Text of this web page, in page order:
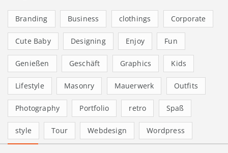
Branding Business clothings Corporate
Cute Baby Designing Enjoy Fun
Genießen Geschäft Graphics Kids
Lifestyle Masonry Mauerwerk Outfits
Photography Portfolio retro Spaß
style Tour Webdesign Wordpress